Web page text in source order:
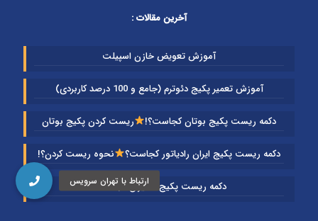
آخرین مقالات :
آموزش تعویض خازن اسپیلت
آموزش تعمیر پکیج دئوترم (جامع و 100 درصد کاربردی)
دکمه ریست پکیج بوتان کجاست؟! ریست کردن پکیج بوتان
دکمه ریست پکیج ایران رادیاتور کجاست؟ نحوه ریست کردن؟!
دکمه ریست پکیج گلدیران کجاست؟